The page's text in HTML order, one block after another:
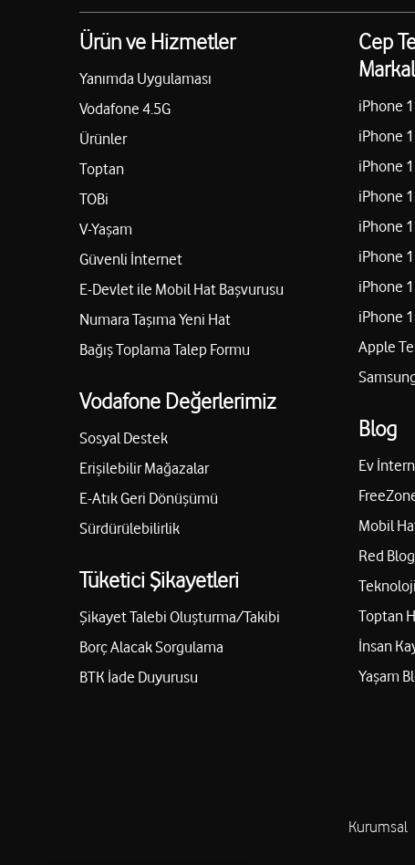
NURİPAZARBAŞI MAH.58012 NOLU CADDE.ÇAMLICA
AHMET YILDIRIM
İSTİKLAL MAH.SAMLI HACI ÖKKEŞ CAD.NO 135 B
KURT İLETİŞİM-ÖMER FARUK KURT
İBNİ SİNA MAH.190011 NOLU CADDE NO:3 EH Şahinbey/
05452742788
İLETİŞİM-VEDAT ATİK
Çukur Mah. Suburcu Cad. No:15/A Şahinbey/Gaziantep
Ürün ve Hizmetler
Yanımda Uygulaması
Vodafone 4.5G
Ürünler
Toptan
TOBi
V-Yaşam
Güvenli İnternet
E-Devlet ile Mobil Hat Başvurusu
Numara Taşıma Yeni Hat
Bağış Toplama Talep Formu
Vodafone Değerlerimiz
Sosyal Destek
Erişilebilir Mağazalar
E-Atık Geri Dönüşümü
Sürdürülebilirlik
Tüketici Şikayetleri
Şikayet Talebi Oluşturma/Takibi
Borç Alacak Sorgulama
BTK İade Duyurusu
Cep
iPhone
iPhone
iPhone
iPhone
iPhone
iPhone
iPhone
iPhone
Apple
Blog
Ev
Mobil
Red Blog
Toptan
İnsan
Yaşam
Kurumsal